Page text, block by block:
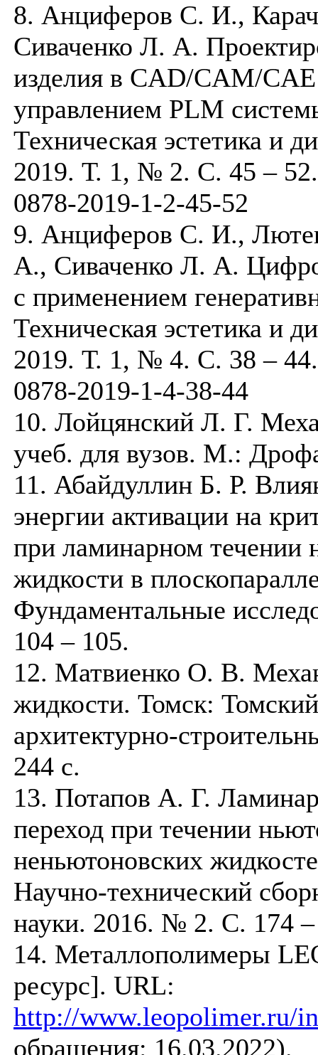
8. Анциферов С. И.,
Сиваченко Л. А.
изделия в CAD/CAM/
управлением PLM
Техническая эстетика и
2019. Т. 1, № 2. С. 45 –
0878-2019-1-2-45-52
9. Анциферов С. И.,
А., Сиваченко Л. А.
с применением
Техническая эстетика и
2019. Т. 1, № 4. С. 38 –
0878-2019-1-4-38-44
10. Лойцянский Л. Г.
учеб. для вузов. М.:
11. Абайдуллин Б. Р.
энергии активации на
при ламинарном течении
жидкости в
Фундаментальные
104 – 105.
12. Матвиенко О. В.
жидкости. Томск:
архитектурно-
244 с.
13. Потапов А. Г.
переход при течении
неньютоновских
Научно-технический
науки. 2016. № 2. С. 174
14. Металлополимеры
ресурс]. URL:
http://www.leopolimer.ru/
обращения: 16.03.2022).